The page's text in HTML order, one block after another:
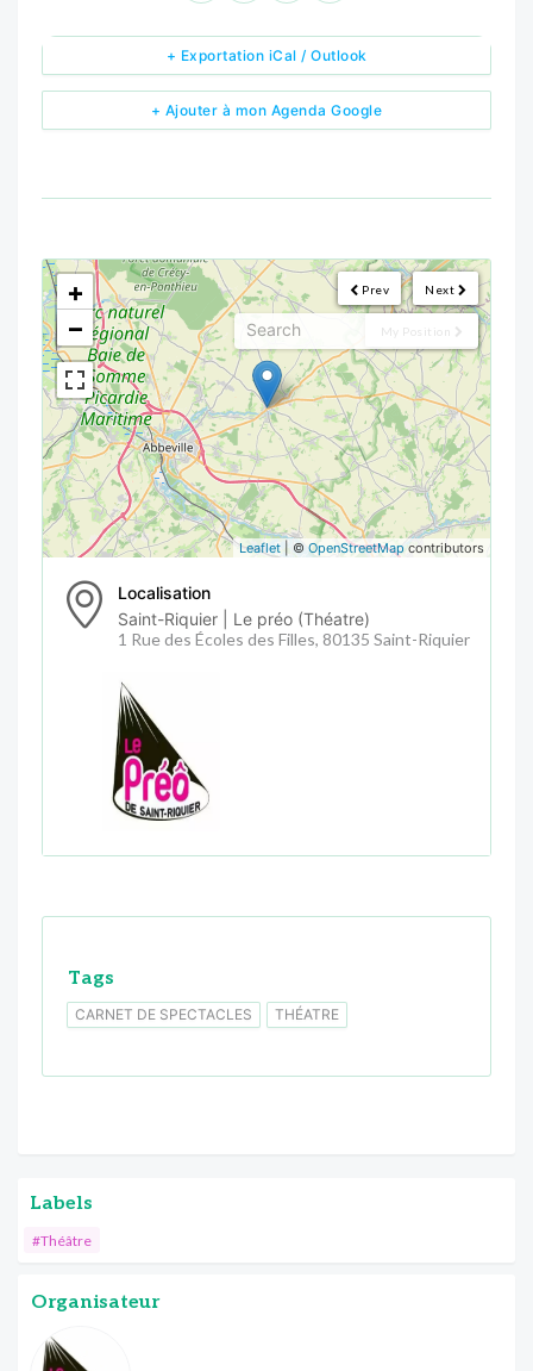
+ Ajouter à mon Agenda Google
+ Exportation iCal / Outlook
Next
Prev
My Position
<!---->
+
−
Leaflet | © OpenStreetMap contributors
Localisation
Saint-Riquier | Le préo (Théatre)
1 Rue des Écoles des Filles, 80135 Saint-Riquier
Tags
CARNET DE SPECTACLES THÉATRE
Labels
#Théâtre
Organisateur